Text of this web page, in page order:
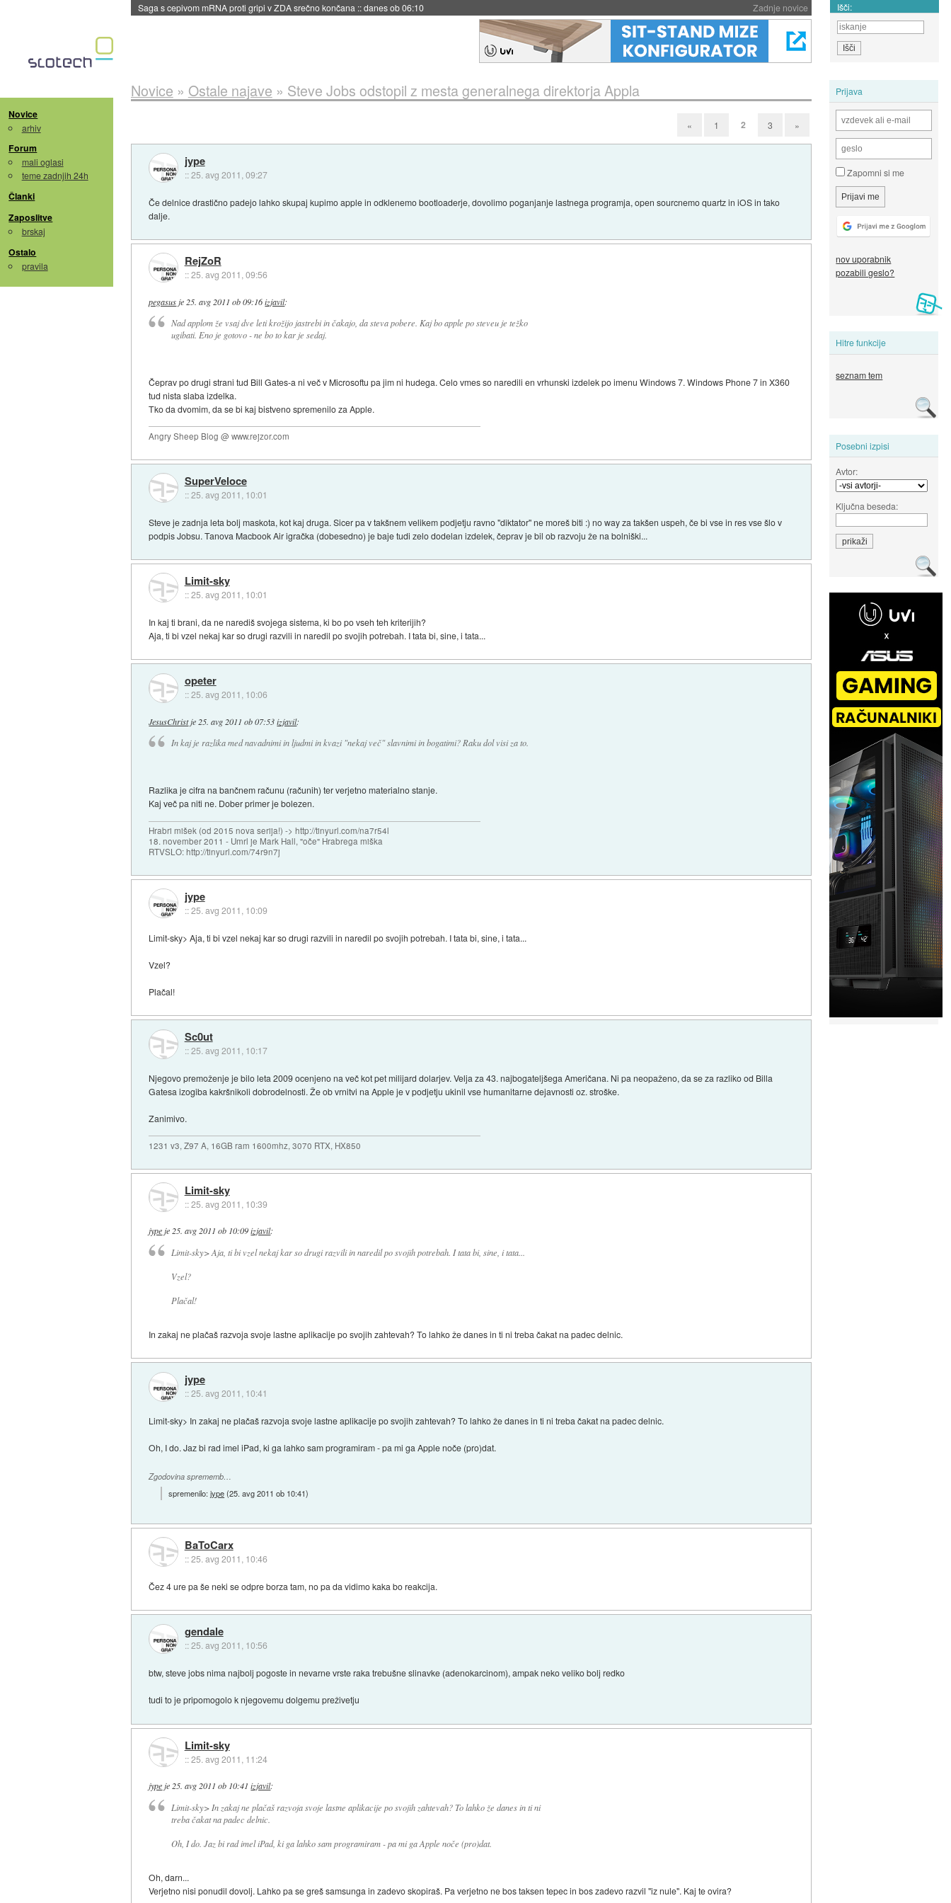
Zadnje novice
BMW v vozilih začel predvajati reklame::danes ob 06:09 Išči:
Novice
arhiv
Forum
mali oglasi
teme zadnjih 24h
Članki
Zaposlitve
brskaj
Ostalo
pravila
Prijava
Zapomni si me
nov uporabnik
pozabili geslo?
Hitre funkcije
seznam tem
Posebni izpisi
Avtor:
Ključna beseda:
Novice » Ostale najave » Steve Jobs odstopil z mesta generalnega direktorja Appla
« 1 2 3 »
jype
::25. avg 2011, 09:27
Če delnice drastično padejo lahko skupaj kupimo apple in odklenemo bootloaderje, dovolimo poganjanje lastnega programja, open sourcnemo quartz in iOS in tako
dalje.
RejZoR
::25. avg 2011, 09:56
pegasus je 25. avg 2011 ob 09:16 izjavil:
Nad applom že vsaj dve leti krožijo jastrebi in čakajo, da steva pobere. Kaj bo apple po steveu je težko
ugibati. Eno je gotovo - ne bo to kar je sedaj.
Čeprav po drugi strani tud Bill Gates-a ni več v Microsoftu pa jim ni hudega. Celo vmes so naredili en vrhunski izdelek po imenu Windows 7. Windows Phone 7 in X360
tud nista slaba izdelka.
Tko da dvomim, da se bi kaj bistveno spremenilo za Apple.
Angry Sheep Blog @ www.rejzor.com
SuperVeloce
::25. avg 2011, 10:01
Steve je zadnja leta bolj maskota, kot kaj druga. Sicer pa v takšnem velikem podjetju ravno "diktator" ne moreš biti :) no way za takšen uspeh, če bi vse in res vse šlo v
podpis Jobsu. Tanova Macbook Air igračka (dobesedno) je baje tudi zelo dodelan izdelek, čeprav je bil ob razvoju že na bolniški...
Limit-sky
::25. avg 2011, 10:01
In kaj ti brani, da ne narediš svojega sistema, ki bo po vseh teh kriterijih?
Aja, ti bi vzel nekaj kar so drugi razvili in naredil po svojih potrebah. I tata bi, sine, i tata...
opeter
::25. avg 2011, 10:06
JesusChristje 25. avg 2011 ob 07:53 izjavil:
In kaj je razlika med navadnimi in ljudmi in kvazi "nekaj več" slavnimi in bogatimi? Raku dol visi za to.
Razlika je cifra na bančnem računu (računih) ter verjetno materialno stanje.
Kaj več pa niti ne. Dober primer je bolezen.
Hrabri mišek (od 2015 nova serija!) -> http://tinyurl.com/na7r54l
18. november 2011 - Umrl je Mark Hall, "oče" Hrabrega miška
RTVSLO: http://tinyurl.com/74r9n7j
jype
::25. avg 2011, 10:09
Limit-sky> Aja, ti bi vzel nekaj kar so drugi razvili in naredil po svojih potrebah. I tata bi, sine, i tata...
Vzel?
Plačal!
Sc0ut
::25. avg 2011, 10:17
Njegovo premoženje je bilo leta 2009 ocenjeno na več kot pet milijard dolarjev. Velja za 43. najbogateljšega Američana. Ni pa neopaženo, da se za razliko od Billa
Gatesa izogiba kakršnikoli dobrodelnosti. Že ob vrnitvi na Apple je v podjetju ukinil vse humanitarne dejavnosti oz. stroške.
Zanimivo.
1231 v3, Z97 A, 16GB ram 1600mhz, 3070 RTX, HX850
Limit-sky
::25. avg 2011, 10:39
jypeje25. avg 2011 ob 10:09 izjavil:
Limit-sky> Aja, ti bi vzel nekaj kar so drugi razvili in naredil po svojih potrebah. I tata bi, sine, i tata...
Vzel?
Plačal!
In zakaj ne plačaš razvoja svoje lastne aplikacije po svojih zahtevah? To lahko že danes in ti ni treba čakat na padec delnic.
jype
::25. avg 2011, 10:41
Limit-sky> In zakaj ne plačaš razvoja svoje lastne aplikacije po svojih zahtevah? To lahko že danes in ti ni treba čakat na padec delnic.
Oh, I do. Jaz bi rad imel iPad, ki ga lahko sam programiram - pa mi ga Apple noče (pro)dat.
Zgodovina sprememb…
spremenilo:jype(25. avg 2011 ob 10:41)
BaToCarx
::25. avg 2011, 10:46
Čez 4 ure pa še neki se odpre borza tam, no pa da vidimo kaka bo reakcija.
gendale
::25. avg 2011, 10:56
btw, steve jobs nima najbolj pogoste in nevarne vrste raka trebušne slinavke (adenokarcinom), ampak neko veliko bolj redko
tudi to je pripomogolo k njegovemu dolgemu preživetju
Limit-sky
::25. avg 2011, 11:24
jypeje25. avg 2011 ob 10:41 izjavil:
Limit-sky> In zakaj ne plačaš razvoja svoje lastne aplikacije po svojih zahtevah? To lahko že danes in ti ni
treba čakat na padec delnic.
Oh, I do. Jaz bi rad imel iPad, ki ga lahko sam programiram - pa mi ga Apple noče (pro)dat.
Oh, darn...
Verjetno nisi ponudil dovolj. Lahko pa se greš samsunga in zadevo skopiraš. Pa verjetno ne bos taksen tepec in bos zadevo razvil "iz nule". Kaj te ovira?